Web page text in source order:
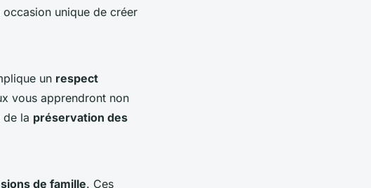
unique de créer
un respect
vous apprendront non
de la préservation des
de famille. Ces